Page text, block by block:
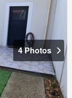
4 Photos